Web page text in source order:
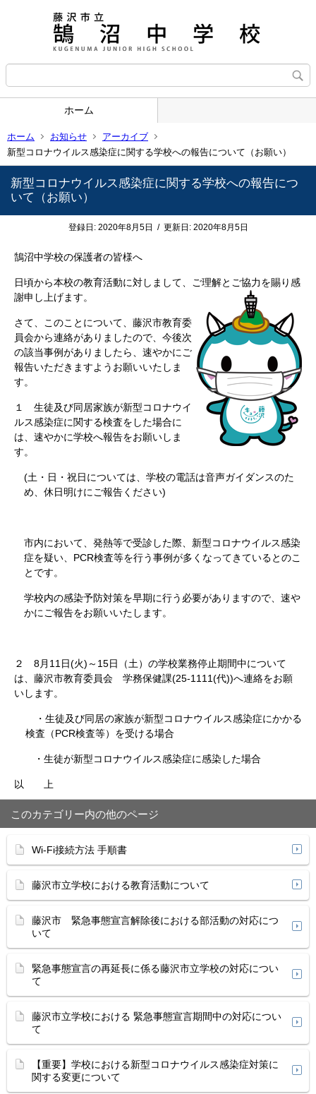
ホーム
ホーム お知らせ
アーカイブ
新型コロナウイルス感染症に関する学校への報告について（お願い）
新型コロナウイルス感染症に関する学校への報告につ
いて（お願い）
登録日: 2020年8月5日 / 更新日: 2020年8月5日
鵠沼中学校の保護者の皆様へ
日頃から本校の教育活動に対しまして、ご理解とご協力を賜り感
謝申し上げます。
さて、このことについて、藤沢市教育委
員会から連絡がありましたので、今後次
の該当事例がありましたら、速やかにご
報告いただきますようお願いいたしま
す。
１ 生徒及び同居家族が新型コロナウイ
ルス感染症に関する検査をした場合に
は、速やかに学校へ報告をお願いしま
す。
(土・日・祝日については、学校の電話は音声ガイダンスのた
め、休日明けにご報告ください)
市内において、発熱等で受診した際、新型コロナウイルス感染
症を疑い、PCR検査等を行う事例が多くなってきているとのこ
とです。
学校内の感染予防対策を早期に行う必要がありますので、速や
かにご報告をお願いいたします。
２ 8月11日(火)～15日（土）の学校業務停止期間中について
は、藤沢市教育委員会 学務保健課(25-1111(代))へ連絡をお願
いします。
・生徒及び同居の家族が新型コロナウイルス感染症にかかる
検査（PCR検査等）を受ける場合
・生徒が新型コロナウイルス感染症に感染した場合
以 上
このカテゴリー内の他のページ
Wi-Fi接続方法 手順書
藤沢市立学校における教育活動について
藤沢市 緊急事態宣言解除後における部活動の対応につ
いて
緊急事態宣言の再延長に係る藤沢市立学校の対応につい
て
藤沢市立学校における 緊急事態宣言期間中の対応につい
て
【重要】学校における新型コロナウイルス感染症対策に
関する変更について